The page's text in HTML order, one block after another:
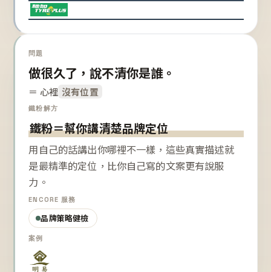
問題
做很久了，說不清你是誰。
＝ 心裡 沒有位置
鐵粉解方
鐵粉＝幫你講清楚品牌定位
用自己的話講出你哪裡不一樣，這些真實描述就
是最精準的定位，比你自己寫的文案更有說服
力。
ENCORE 服務
品牌策略健檢
案例